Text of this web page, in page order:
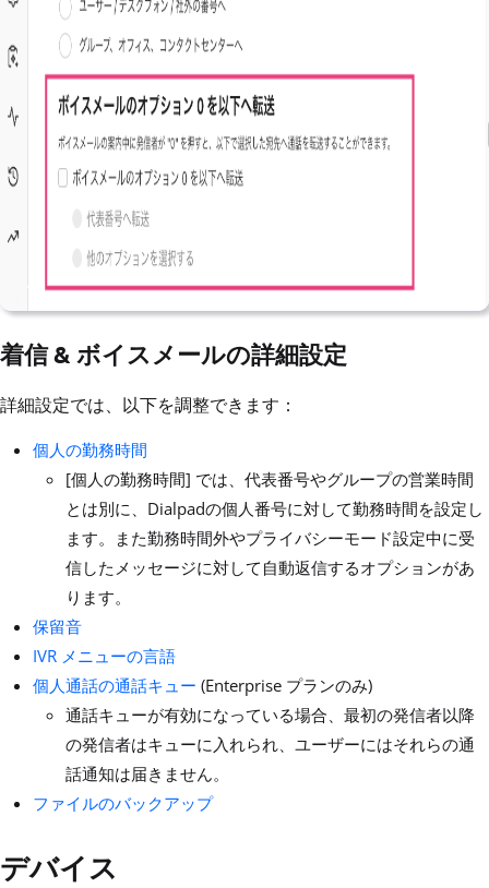
着信 & ボイスメールの詳細設定
詳細設定では、以下を調整できます：
個人の勤務時間
[個人の勤務時間] では、代表番号やグループの営業時間
とは別に、Dialpadの個人番号に対して勤務時間を設定し
ます。また勤務時間外やプライバシーモード設定中に受
信したメッセージに対して自動返信するオプションがあ
ります。
保留音
IVR メニューの言語
個人通話の通話キュー (Enterprise プランのみ)
通話キューが有効になっている場合、最初の発信者以降
の発信者はキューに入れられ、ユーザーにはそれらの通
話通知は届きません。
ファイルのバックアップ
デバイス